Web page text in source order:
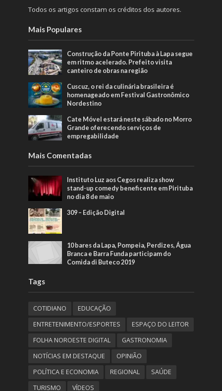
Todos os artigos constam os créditos dos autores.
Mais Populares
Construção da Ponte Pirituba à Lapa segue
em ritmo acelerado. Prefeito visita
canteiro de obras na região
Cuscuz, o rei da culinária brasileira é
homenageado em Festival Gastronômico
Nordestino
Cate Móvel estará neste sábado no Morro
Grande oferecendo serviços de
empregabilidade
Mais Comentadas
Instituto Luz aos Cegos realiza show
stand-up comedy beneficente em Pirituba
no dia 8 de maio
309 – Edição Digital
10 bares da Lapa, Pompeia, Perdizes, Água
Branca e Barra Funda participam do
Comida di Buteco 2019
Tags
COTIDIANO
EDUCAÇÃO
ENTRETENIMENTO/ESPORTES
ESPAÇO DO LEITOR
FOLHA NOROESTE DIGITAL
GASTRONOMIA
NOTÍCIAS EM DESTAQUE
OPINIÃO
POLÍTICA E ECONOMIA
REGIONAL
SAÚDE
TURISMO
VÍDEOS